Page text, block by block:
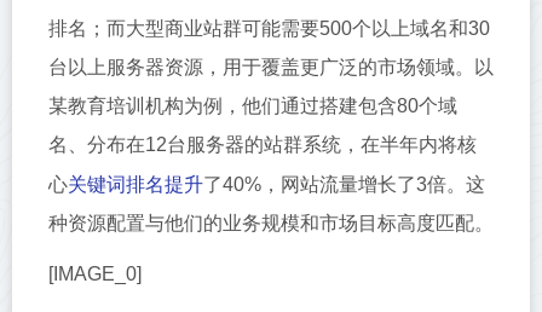
排名；而大型商业站群可能需要500个以上域名和30
台以上服务器资源，用于覆盖更广泛的市场领域。以
某教育培训机构为例，他们通过搭建包含80个域
名、分布在12台服务器的站群系统，在半年内将核
心关键词排名提升了40%，网站流量增长了3倍。这
种资源配置与他们的业务规模和市场目标高度匹配。
[IMAGE_0]